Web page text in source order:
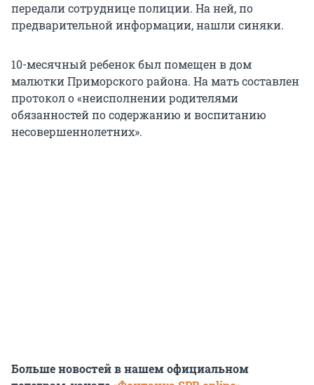
передали сотруднице полиции. На ней, по
предварительной информации, нашли синяки.
10-месячный ребенок был помещен в дом
малютки Приморского района. На мать составлен
протокол о «неисполнении родителями
обязанностей по содержанию и воспитанию
несовершеннолетних».
Больше новостей в нашем официальном